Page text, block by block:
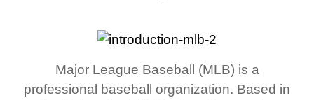
Major League Baseball (MLB) is a
professional baseball organization. Based in